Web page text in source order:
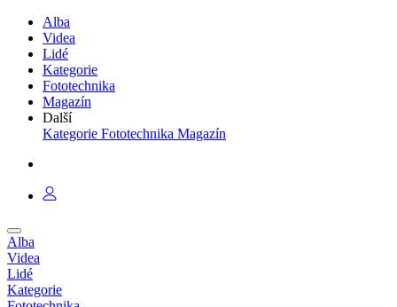
Alba
Videa
Lidé
Kategorie
Fototechnika
Magazín
Další
Kategorie Fototechnika Magazín
Alba
Videa
Lidé
Kategorie